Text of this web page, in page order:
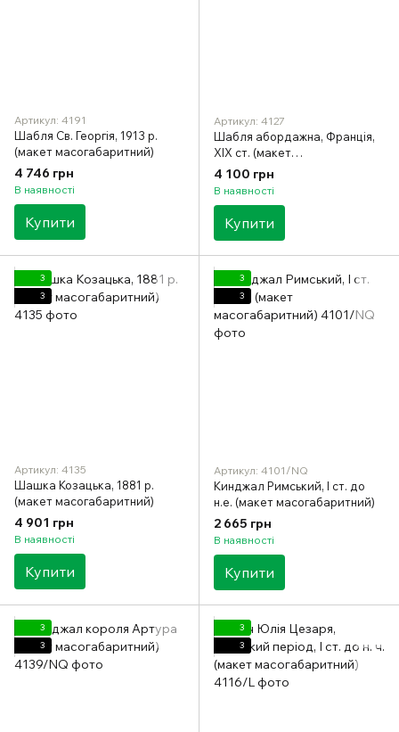
Артикул: 4191
Шабля Св. Георгія, 1913 р.
(макет масогабаритний)
4 746 грн
В наявності
Купити
Артикул: 4127
Шабля абордажна, Франція,
XIX ст. (макет
масогабаритний)
4 100 грн
В наявності
Купити
3
3
Артикул: 4135
Шашка Козацька, 1881 р.
(макет масогабаритний)
4 901 грн
В наявності
Купити
3
3
Артикул: 4101/NQ
Кинджал Римський, I ст. до
н.е. (макет масогабаритний)
2 665 грн
В наявності
Купити
3
3
3
3